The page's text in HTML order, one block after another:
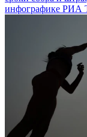
инфографике РИА